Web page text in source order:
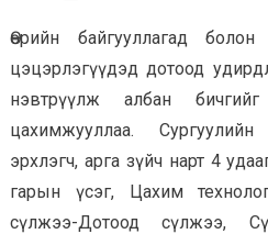
Өөрийн байгууллагад
цэцэрлэгүүдэд дотоод
нэвтрүүлж албан
цахимжууллаа.
эрхлэгч, арга зүйч нарт 4
гарын үсэг, Цахим
сүлжээ-Дотоод сүлжээ,